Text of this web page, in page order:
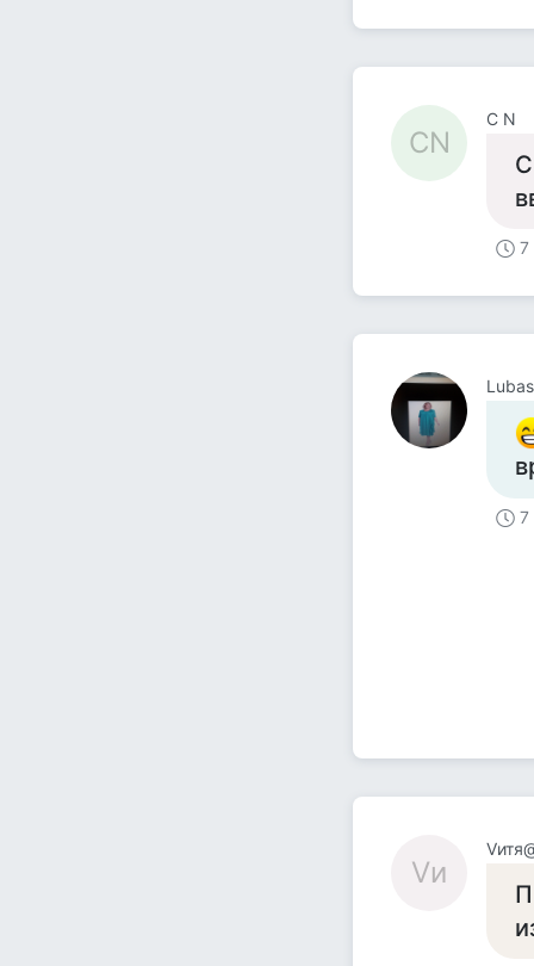
CN
C N
7
7
Vи